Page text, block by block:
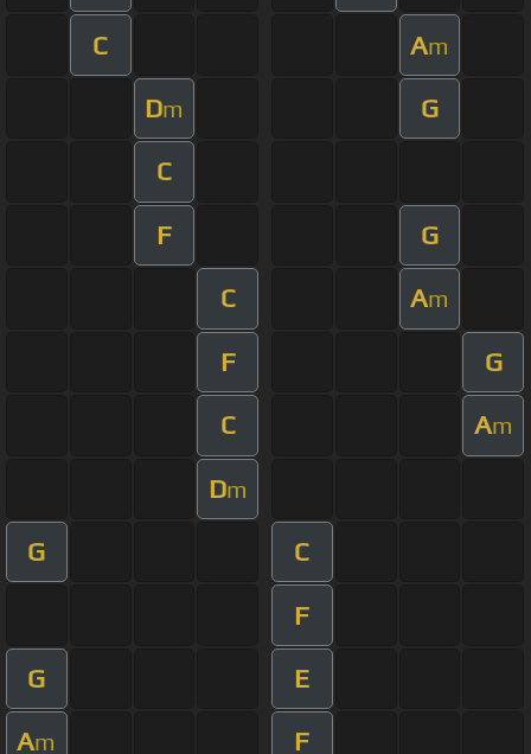
C Am
Dm G
C
F G
C Am
F G
C Am
Dm
G C
F
G E
Am F